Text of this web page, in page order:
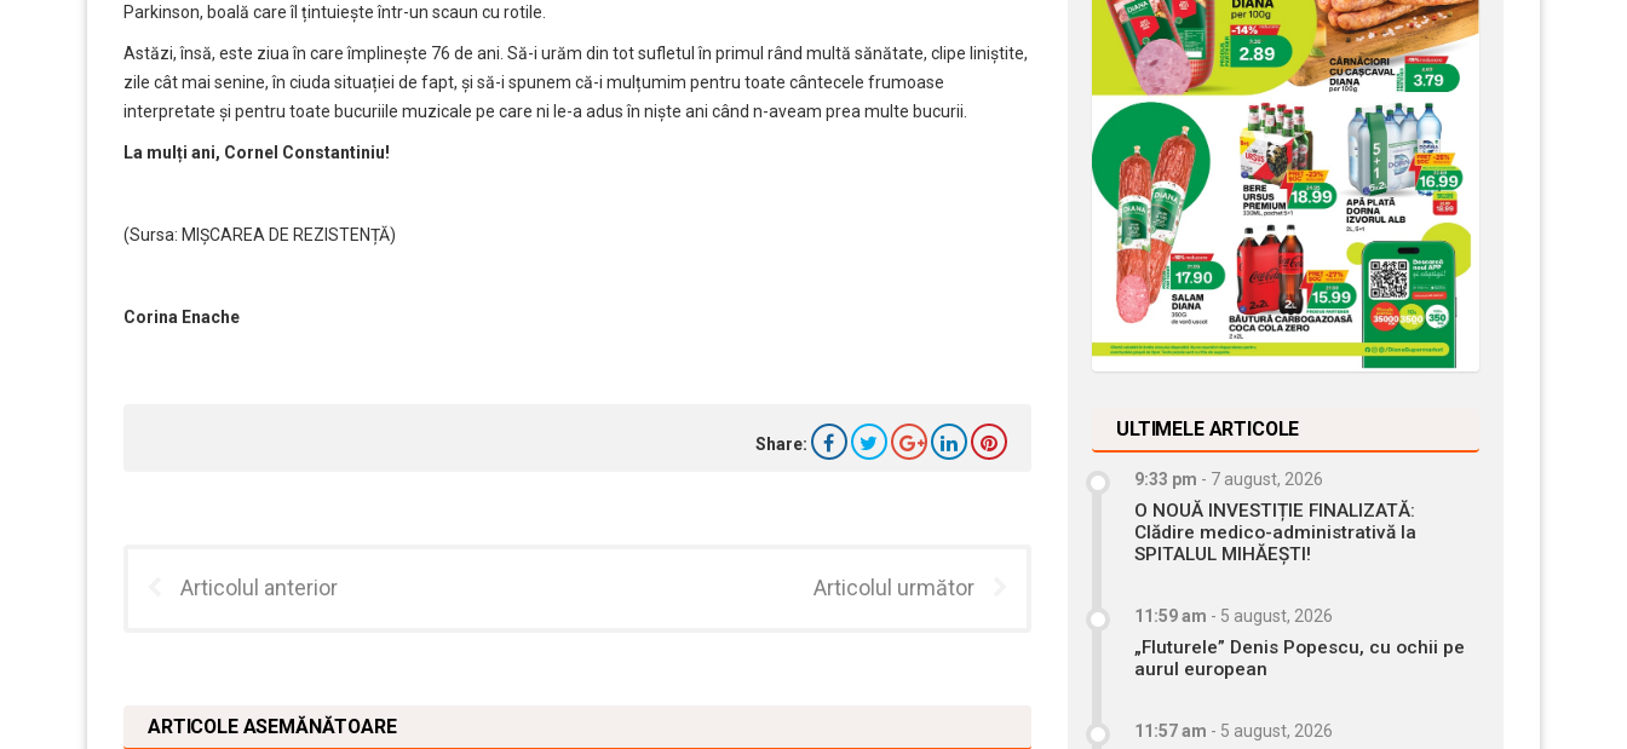
Parkinson, boală care îl țintuiește într-un scaun cu rotile.
Astăzi, însă, este ziua în care împlinește 76 de ani. Să-i urăm din tot sufletul în primul rând multă sănătate, clipe liniștite,
zile cât mai senine, în ciuda situației de fapt, și să-i spunem că-i mulțumim pentru toate cântecele frumoase
interpretate și pentru toate bucuriile muzicale pe care ni le-a adus în niște ani când n-aveam prea multe bucurii.
La mulți ani, Cornel Constantiniu!
(Sursa: MIȘCAREA DE REZISTENȚĂ)
Corina Enache
Share:
Articolul anterior Articolul următor
ARTICOLE ASEMĂNĂTOARE
ULTIMELE ARTICOLE
9:33 pm - 7 august, 2026
O NOUĂ INVESTIȚIE FINALIZATĂ:
Clădire medico-administrativă la
SPITALUL MIHĂEȘTI!
11:59 am - 5 august, 2026
„Fluturele” Denis Popescu, cu ochii pe
aurul european
11:57 am - 5 august, 2026